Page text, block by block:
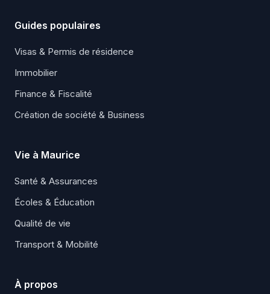
Guides populaires
Visas & Permis de résidence
Immobilier
Finance & Fiscalité
Création de société & Business
Vie à Maurice
Santé & Assurances
Écoles & Éducation
Qualité de vie
Transport & Mobilité
À propos